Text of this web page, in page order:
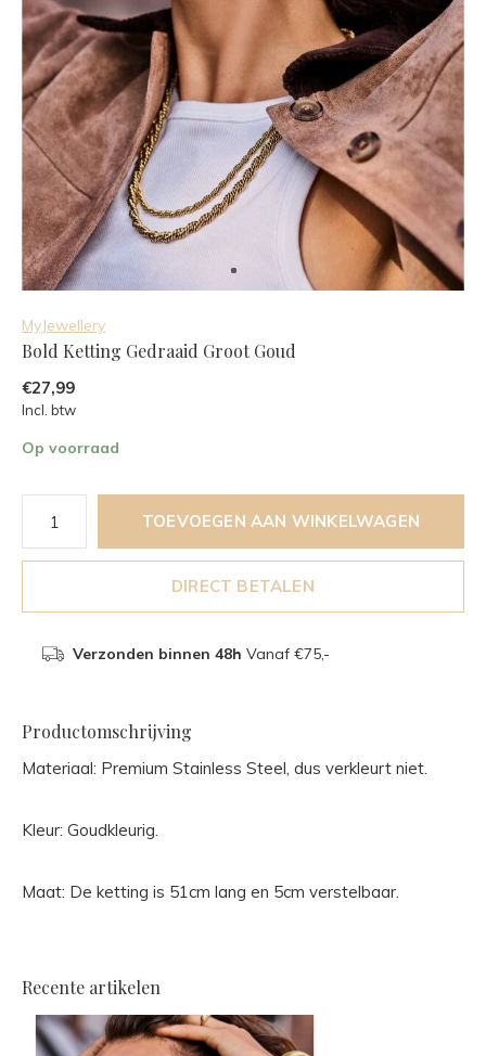
MyJewellery
Bold Ketting Gedraaid Groot Goud
€27,99
Incl. btw
Op voorraad
TOEVOEGEN AAN WINKELWAGEN
DIRECT BETALEN
Verzonden binnen 48h Vanaf €75,-
Productomschrijving
Materiaal: Premium Stainless Steel, dus verkleurt niet.
Kleur: Goudkleurig.
Maat: De ketting is 51cm lang en 5cm verstelbaar.
Recente artikelen